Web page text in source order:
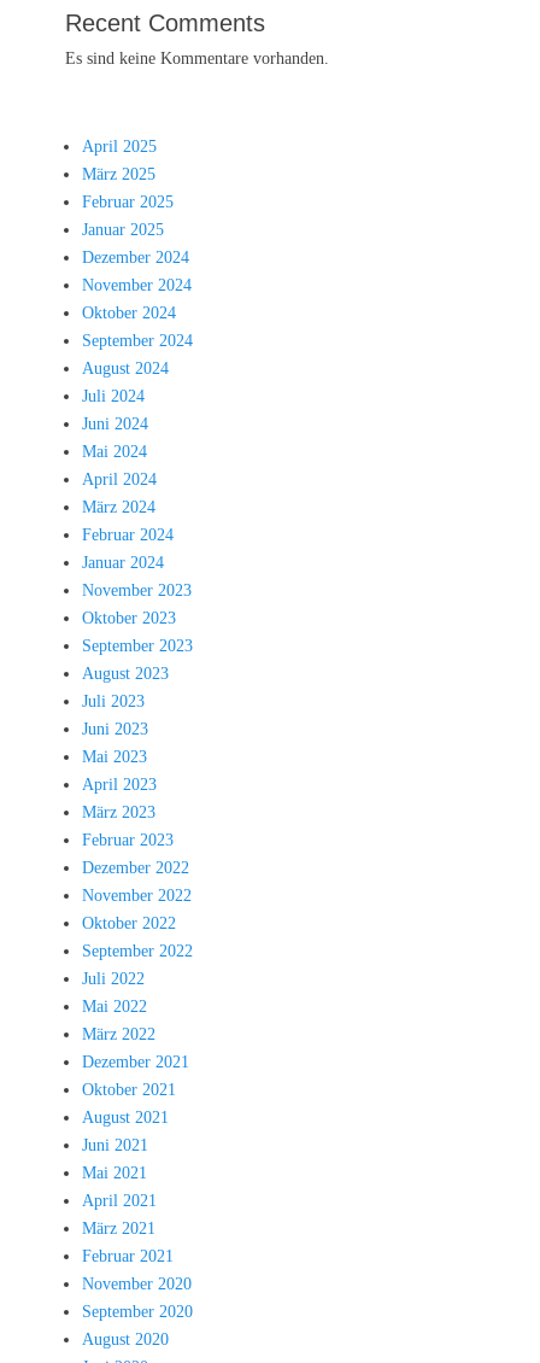
Recent Comments
Es sind keine Kommentare vorhanden.
April 2025
März 2025
Februar 2025
Januar 2025
Dezember 2024
November 2024
Oktober 2024
September 2024
August 2024
Juli 2024
Juni 2024
Mai 2024
April 2024
März 2024
Februar 2024
Januar 2024
November 2023
Oktober 2023
September 2023
August 2023
Juli 2023
Juni 2023
Mai 2023
April 2023
März 2023
Februar 2023
Dezember 2022
November 2022
Oktober 2022
September 2022
Juli 2022
Mai 2022
März 2022
Dezember 2021
Oktober 2021
August 2021
Juni 2021
Mai 2021
April 2021
März 2021
Februar 2021
November 2020
September 2020
August 2020